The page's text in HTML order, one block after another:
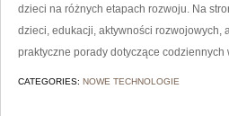
dzieci na różnych etapach rozwoju. Na
dzieci, edukacji, aktywności rozwojowych,
praktyczne porady dotyczące codziennych
CATEGORIES: NOWE TECHNOLOGIE